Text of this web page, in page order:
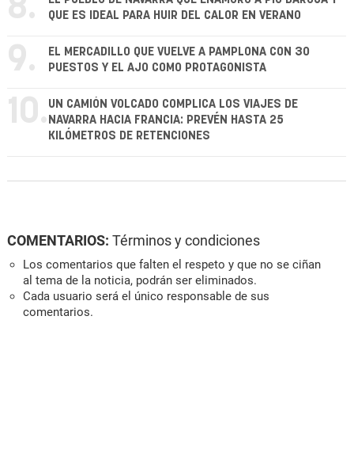
8.
QUE ES IDEAL PARA HUIR DEL CALOR EN VERANO
9.
EL MERCADILLO QUE VUELVE A PAMPLONA CON 30
PUESTOS Y EL AJO COMO PROTAGONISTA
10. UN CAMIÓN VOLCADO COMPLICA LOS VIAJES DE
NAVARRA HACIA FRANCIA: PREVÉN HASTA 25
KILÓMETROS DE RETENCIONES
COMENTARIOS: Términos y condiciones
Los comentarios que falten el respeto y que no se ciñan
al tema de la noticia, podrán ser eliminados.
Cada usuario será el único responsable de sus
comentarios.